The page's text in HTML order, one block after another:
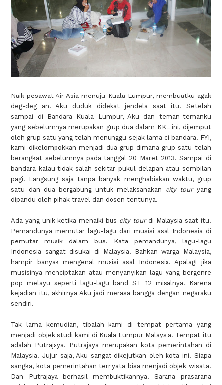
Naik pesawat Air Asia menuju Kuala Lumpur, membuatku agak
deg-deg an. Aku duduk didekat jendela saat itu. Setelah
sampai di Bandara Kuala Lumpur, Aku dan teman-temanku
yang sebelumnya merupakan grup dua dalam KKL ini, dijemput
oleh grup satu yang telah menunggu sejak lama di bandara. FYI,
kami dikelompokkan menjadi dua grup dimana grup satu telah
berangkat sebelumnya pada tanggal 20 Maret 2013. Sampai di
bandara kalau tidak salah sekitar pukul delapan atau sembilan
pagi. Langsung saja tanpa banyak menghabiskan waktu, grup
satu dan dua bergabung untuk melaksanakan city touryang
dipandu oleh pihak travel dan dosen tentunya.
Ada yang unik ketika menaiki bus city tourdi Malaysia saat itu.
Pemandunya memutar lagu-lagu dari musisi asal Indonesia di
pemutar musik dalam bus. Kata pemandunya, lagu-lagu
Indonesia sangat disukai di Malaysia. Bahkan warga Malaysia,
hampir banyak mengenal musisi asal Indonesia. Apalagi jika
musisinya menciptakan atau menyanyikan lagu yang bergenre
pop melayu seperti lagu-lagu band ST 12 misalnya. Karena
kejadian itu, akhirnya Aku jadi merasa bangga dengan negaraku
sendiri.
Tak lama kemudian, tibalah kami di tempat pertama yang
menjadi objek studi kami di Kuala Lumpur Malaysia. Tempat itu
adalah Putrajaya. Putrajaya merupakan kota pemerintahan di
Malaysia. Jujur saja, Aku sangat dikejutkan oleh kota ini. Siapa
sangka, kota pemerintahan ternyata bisa menjadi objek wisata.
Dan Putrajaya berhasil membuktikannya. Sarana prasarana